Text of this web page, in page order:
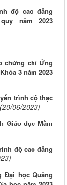
độ cao đẳng
năm 2023
chứng chỉ Ứng
3 năm 2023
trình độ thạc
(20/06/2023)
Giáo dục Mầm
độ cao đẳng
Đại học Quảng